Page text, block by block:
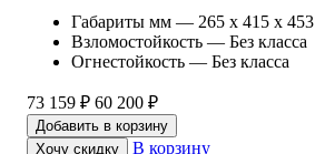
Габариты мм — 265 x 415 x 453
Взломостойкость — Без класса
Огнестойкость — Без класса
73 159 ₽ 60 200 ₽
Добавить в корзину
Хочу скидку
В корзину